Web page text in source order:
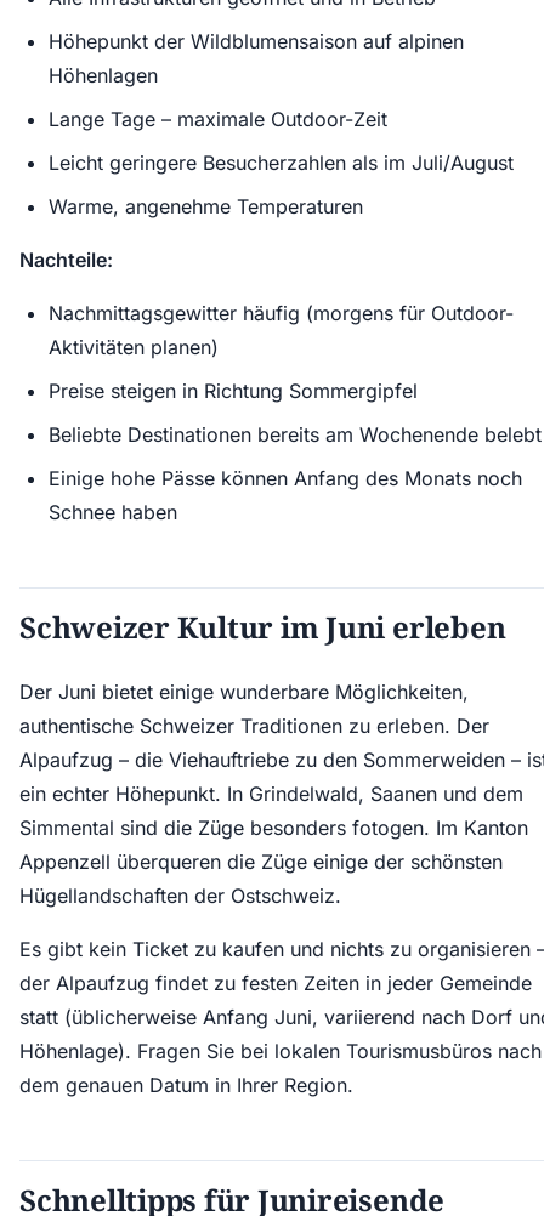
Höhepunkt der Wildblumensaison auf alpinen
Höhenlagen
Lange Tage – maximale Outdoor-Zeit
Leicht geringere Besucherzahlen als im Juli/August
Warme, angenehme Temperaturen
Nachteile:
Nachmittagsgewitter häufig (morgens für Outdoor-
Aktivitäten planen)
Preise steigen in Richtung Sommergipfel
Beliebte Destinationen bereits am Wochenende belebt
Einige hohe Pässe können Anfang des Monats noch
Schnee haben
Schweizer Kultur im Juni erleben
Der Juni bietet einige wunderbare Möglichkeiten,
authentische Schweizer Traditionen zu erleben. Der
Alpaufzug – die Viehauftriebe zu den Sommerweiden –
ein echter Höhepunkt. In Grindelwald, Saanen und dem
Simmental sind die Züge besonders fotogen. Im Kanton
Appenzell überqueren die Züge einige der schönsten
Hügellandschaften der Ostschweiz.
Es gibt kein Ticket zu kaufen und nichts zu organisieren
der Alpaufzug findet zu festen Zeiten in jeder Gemeinde
statt (üblicherweise Anfang Juni, variierend nach Dorf
Höhenlage). Fragen Sie bei lokalen Tourismusbüros nach
dem genauen Datum in Ihrer Region.
Schnelltipps für Junireisende